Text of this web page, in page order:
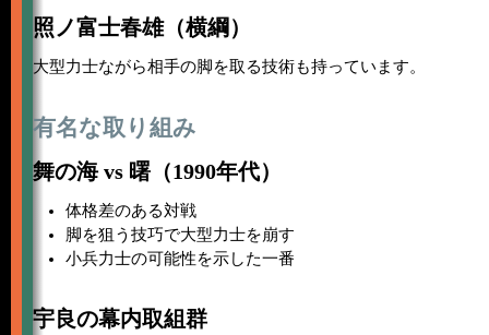
照ノ富士春雄（横綱）
大型力士ながら相手の脚を取る技術も持っています。
有名な取り組み
舞の海 vs 曙（1990年代）
体格差のある対戦
脚を狙う技巧で大型力士を崩す
小兵力士の可能性を示した一番
宇良の幕内取組群